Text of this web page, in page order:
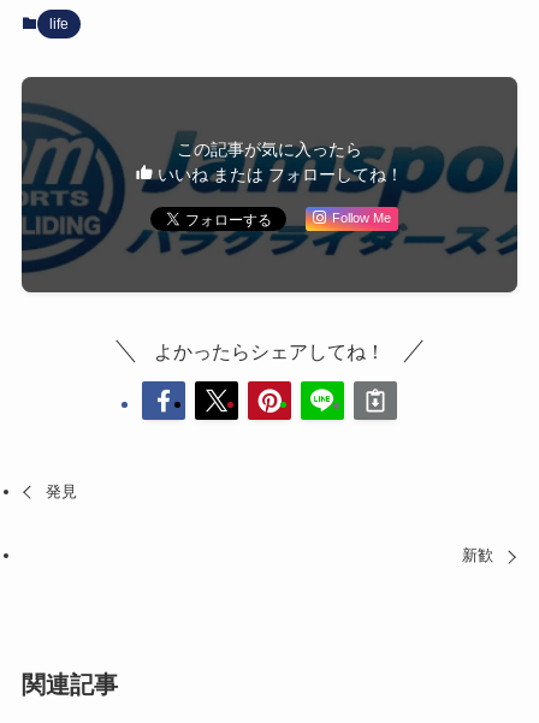
life
この記事が気に入ったら
いいね または フォローしてね！
Follow Me
よかったらシェアしてね！
発見
新歓
関連記事